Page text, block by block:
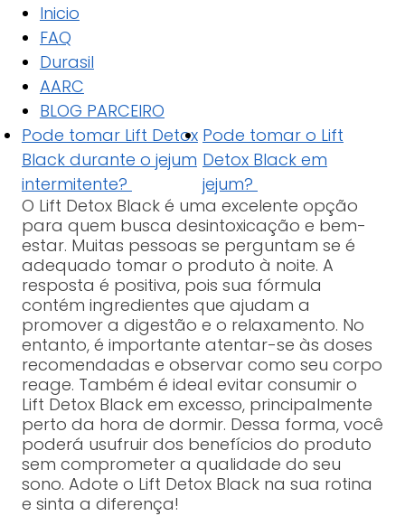
Inicio
FAQ
Durasil
AARC
BLOG PARCEIRO
Pode tomar Lift Detox
Black durante o jejum
intermitente?
Pode tomar o Lift
Detox Black em
jejum?
O Lift Detox Black é uma excelente opção
para quem busca desintoxicação e bem-
estar. Muitas pessoas se perguntam se é
adequado tomar o produto à noite. A
resposta é positiva, pois sua fórmula
contém ingredientes que ajudam a
promover a digestão e o relaxamento. No
entanto, é importante atentar-se às doses
recomendadas e observar como seu corpo
reage. Também é ideal evitar consumir o
Lift Detox Black em excesso, principalmente
perto da hora de dormir. Dessa forma, você
poderá usufruir dos benefícios do produto
sem comprometer a qualidade do seu
sono. Adote o Lift Detox Black na sua rotina
e sinta a diferença!